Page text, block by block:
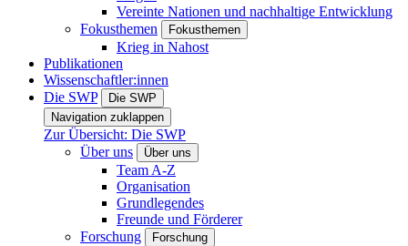
Vereinte Nationen und nachhaltige Entwicklung
Fokusthemen
Fokusthemen
Krieg in Nahost
Publikationen
Wissenschaftler:innen
Die SWP
Die SWP
Navigation zuklappen
Zur Übersicht: Die SWP
Über uns
Über uns
Team A-Z
Organisation
Grundlegendes
Freunde und Förderer
Forschung
Forschung